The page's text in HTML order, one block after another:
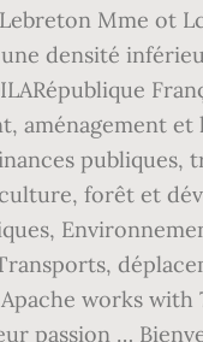
Mme
densité
et
forêt et
works
passion …